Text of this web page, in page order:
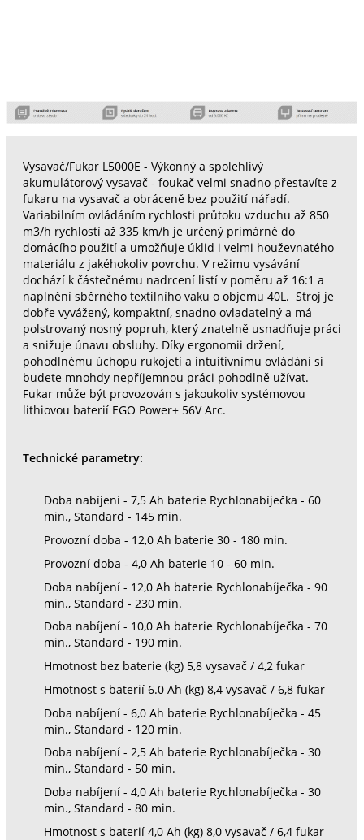
Vysavač/Fukar L5000E - Výkonný a spolehlivý
akumulátorový vysavač - foukač velmi snadno přestavíte z
fukaru na vysavač a obráceně bez použití nářadí.
Variabilním ovládáním rychlosti průtoku vzduchu až 850
m3/h rychlostí až 335 km/h je určený primárně do
domácího použití a umožňuje úklid i velmi houževnatého
materiálu z jakéhokoliv povrchu. V režimu vysávání
dochází k částečnému nadrcení listí v poměru až 16:1 a
naplnění sběrného textilního vaku o objemu 40L. Stroj je
dobře vyvážený, kompaktní, snadno ovladatelný a má
polstrovaný nosný popruh, který znatelně usnadňuje práci
a snižuje únavu obsluhy. Díky ergonomii držení,
pohodlnému úchopu rukojetí a intuitivnímu ovládání si
budete mnohdy nepříjemnou práci pohodlně užívat.
Fukar může být provozován s jakoukoliv systémovou
lithiovou baterií EGO Power+ 56V Arc.
Technické parametry:
Doba nabíjení - 7,5 Ah baterie Rychlonabíječka - 60
min., Standard - 145 min.
Provozní doba - 12,0 Ah baterie 30 - 180 min.
Provozní doba - 4,0 Ah baterie 10 - 60 min.
Doba nabíjení - 12,0 Ah baterie Rychlonabíječka - 90
min., Standard - 230 min.
Doba nabíjení - 10,0 Ah baterie Rychlonabíječka - 70
min., Standard - 190 min.
Hmotnost bez baterie (kg) 5,8 vysavač / 4,2 fukar
Hmotnost s baterií 6.0 Ah (kg) 8,4 vysavač / 6,8 fukar
Doba nabíjení - 6,0 Ah baterie Rychlonabíječka - 45
min., Standard - 120 min.
Doba nabíjení - 2,5 Ah baterie Rychlonabíječka - 30
min., Standard - 50 min.
Doba nabíjení - 4,0 Ah baterie Rychlonabíječka - 30
min., Standard - 80 min.
Hmotnost s baterií 4,0 Ah (kg) 8,0 vysavač / 6,4 fukar